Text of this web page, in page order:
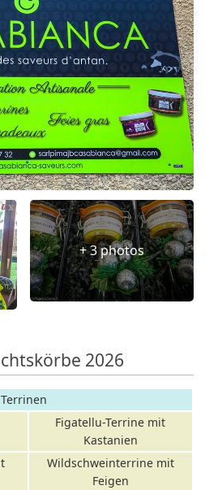
+ 3 photos
2026
Terrinen
Figatellu-Terrine mit
Kastanien
Wildschweinterrine mit
Feigen